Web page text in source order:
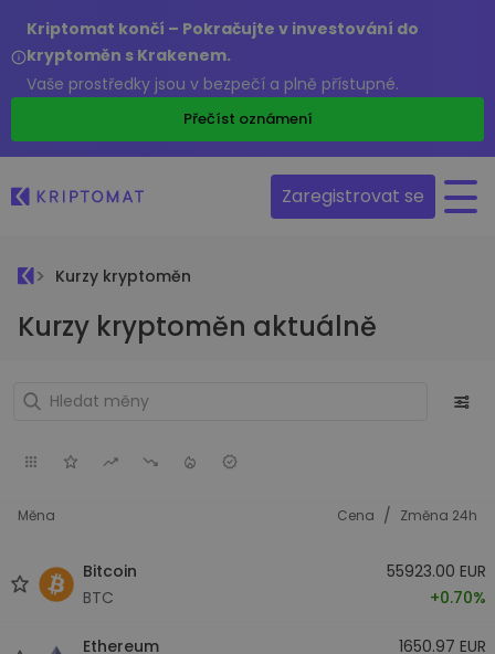
Kriptomat končí – Pokračujte v investování do
kryptoměn s Krakenem.
Vaše prostředky jsou v bezpečí a plně přístupné.
Přečíst oznámení
Zaregistrovat se
Kurzy kryptoměn
Kurzy kryptoměn aktuálně
Měna Cena / Změna 24h
Bitcoin
BTC
55923.00 EUR
+0.70%
Ethereum
1650.97 EUR